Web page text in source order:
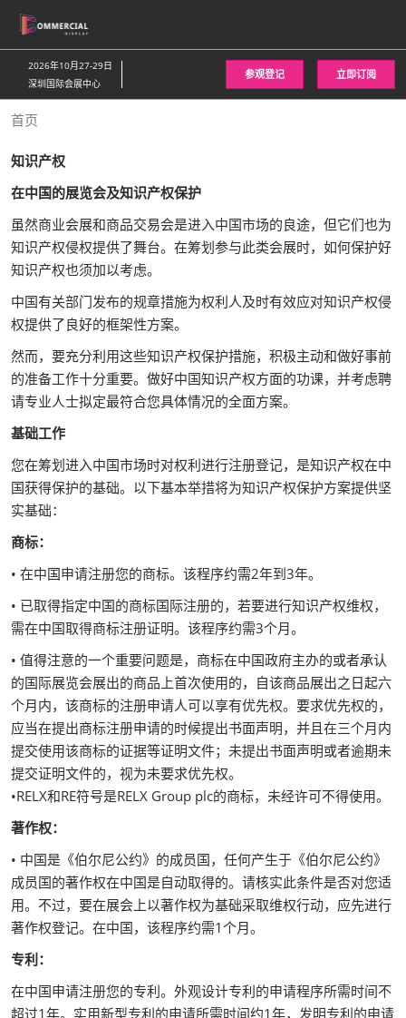
直
接
跳
至
内
2026年10月27-29日
深圳国际会展中心
参观登记 立即订阅
首页
知识产权
在中国的展览会及知识产权保护
虽然商业会展和商品交易会是进入中国市场的良途，但它们也为
知识产权侵权提供了舞台。在筹划参与此类会展时，如何保护好
知识产权也须加以考虑。
中国有关部门发布的规章措施为权利人及时有效应对知识产权侵
权提供了良好的框架性方案。
然而，要充分利用这些知识产权保护措施，积极主动和做好事前
的准备工作十分重要。做好中国知识产权方面的功课，并考虑聘
请专业人士拟定最符合您具体情况的全面方案。
基础工作
您在筹划进入中国市场时对权利进行注册登记，是知识产权在中
国获得保护的基础。以下基本举措将为知识产权保护方案提供坚
实基础：
商标：
• 在中国申请注册您的商标。该程序约需2年到3年。
• 已取得指定中国的商标国际注册的，若要进行知识产权维权，
需在中国取得商标注册证明。该程序约需3个月。
• 值得注意的一个重要问题是，商标在中国政府主办的或者承认
的国际展览会展出的商品上首次使用的，自该商品展出之日起六
个月内，该商标的注册申请人可以享有优先权。要求优先权的，
应当在提出商标注册申请的时候提出书面声明，并且在三个月内
提交使用该商标的证据等证明文件；未提出书面声明或者逾期未
提交证明文件的，视为未要求优先权。
•RELX和RE符号是RELX Group plc的商标，未经许可不得使用。
著作权：
• 中国是《伯尔尼公约》的成员国，任何产生于《伯尔尼公约》
成员国的著作权在中国是自动取得的。请核实此条件是否对您适
用。不过，要在展会上以著作权为基础采取维权行动，应先进行
著作权登记。在中国，该程序约需1个月。
专利：
在中国申请注册您的专利。外观设计专利的申请程序所需时间不
超过1年。实用新型专利的申请所需时间约1年，发明专利的申请